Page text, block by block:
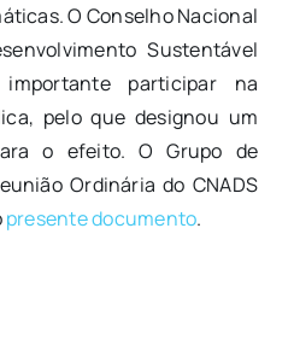
O Conselho Nacional
Sustentável
importante participar na
pelo que designou um
o efeito. O Grupo de
Ordinária do CNADS
presente documento.